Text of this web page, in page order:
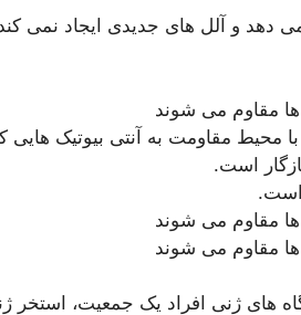
دهد و آلل های جدیدی ایجاد نمی
ها مقاوم می شوند
محیط مقاومت به آنتی بیوتیک
است.
است.
ها مقاوم می شوند
ها مقاوم می شوند
های ژنی افراد یک جمعیت،